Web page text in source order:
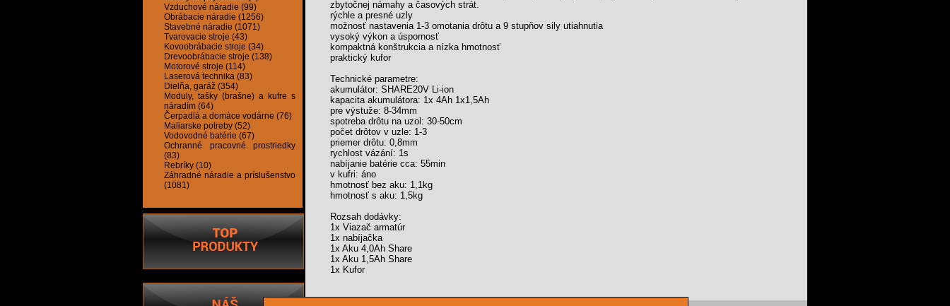
Vzduchové náradie (99)
Obrábacie náradie (1256)
Stavebné náradie (1071)
Tvarovacie stroje (43)
Kovoobrábacie stroje (34)
Drevoobrábacie stroje (138)
Motorové stroje (114)
Laserová technika (83)
Dielňa, garáž (354)
Moduly, tašky (brašne) a kufre s
náradím (64)
Čerpadlá a domáce vodárne (76)
Maliarske potreby (52)
Vodovodné batérie (67)
Ochranné pracovné prostriedky
(83)
Rebríky (10)
Záhradné náradie a príslušenstvo
(1081)
zbytočnej námahy a časových strát.
rýchle a presné uzly
možnosť nastavenia 1-3 omotania drôtu a 9 stupňov sily utiahnutia
vysoký výkon a úspornosť
kompaktná konštrukcia a nízka hmotnosť
praktický kufor
Technické parametre:
akumulátor: SHARE20V Li-ion
kapacita akumulátora: 1x 4Ah 1x1,5Ah
pre výstuže: 8-34mm
spotreba drôtu na uzol: 30-50cm
počet drôtov v uzle: 1-3
priemer drôtu: 0,8mm
rychlost vázání: 1s
nabíjanie batérie cca: 55min
v kufri: áno
hmotnosť bez aku: 1,1kg
hmotnosť s aku: 1,5kg
Rozsah dodávky:
1x Viazač armatúr
1x nabíjačka
1x Aku 4,0Ah Share
1x Aku 1,5Ah Share
1x Kufor